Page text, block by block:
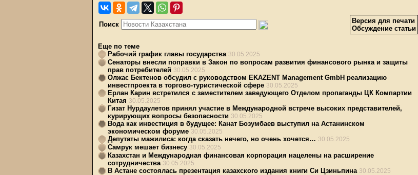
Поиск
Версия для печати
Обсуждение статьи
Еще по теме
Рабочий график главы государства 30.05.2025
Сенаторы внесли поправки в Закон по вопросам развития финансового рынка и защиты
прав потребителей 30.05.2025
Олжас Бектенов обсудил с руководством EKAZENT Management GmbH реализацию
инвестпроекта в торгово-туристической сфере 30.05.2025
Ерлан Карин встретился с заместителем заведующего Отделом пропаганды ЦК Компартии
Китая 30.05.2025
Гизат Нурдаулетов принял участие в Международной встрече высоких представителей,
курирующих вопросы безопасности 30.05.2025
Вода как инвестиция в будущее: Канат Бозумбаев выступил на Астанинском
экономическом форуме 30.05.2025
Депутаты мажилиса: когда сказать нечего, но очень хочется… 30.05.2025
Самрук мешает бизнесу 30.05.2025
Казахстан и Международная финансовая корпорация нацелены на расширение
сотрудничества 30.05.2025
В Астане состоялась презентация казахского издания книги Си Цзиньпина 30.05.2025